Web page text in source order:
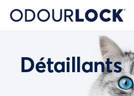
Détaillants